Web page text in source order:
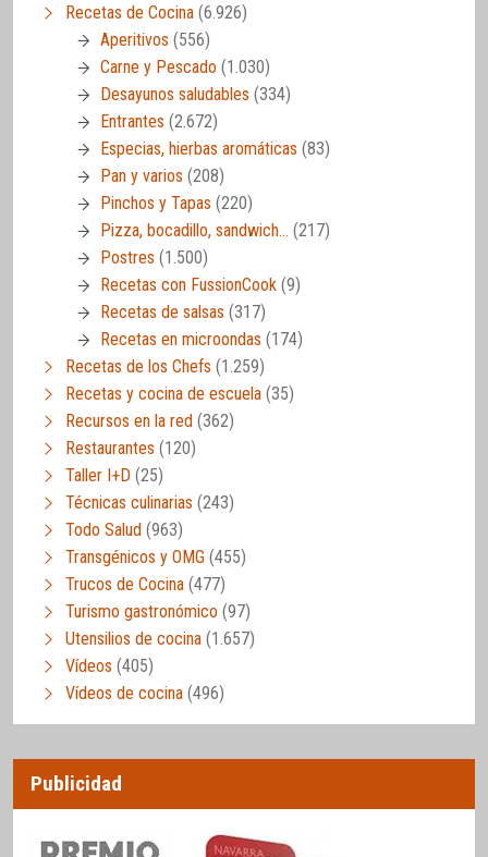
Recetas de Cocina (6.926)
Aperitivos (556)
Carne y Pescado (1.030)
Desayunos saludables (334)
Entrantes (2.672)
Especias, hierbas aromáticas (83)
Pan y varios (208)
Pinchos y Tapas (220)
Pizza, bocadillo, sandwich… (217)
Postres (1.500)
Recetas con FussionCook (9)
Recetas de salsas (317)
Recetas en microondas (174)
Recetas de los Chefs (1.259)
Recetas y cocina de escuela (35)
Recursos en la red (362)
Restaurantes (120)
Taller I+D (25)
Técnicas culinarias (243)
Todo Salud (963)
Transgénicos y OMG (455)
Trucos de Cocina (477)
Turismo gastronómico (97)
Utensilios de cocina (1.657)
Vídeos (405)
Vídeos de cocina (496)
Publicidad